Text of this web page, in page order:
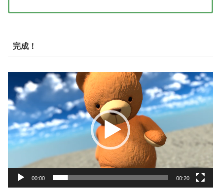
完成！
画
プ
レ
ー
ー
00:00 00:20